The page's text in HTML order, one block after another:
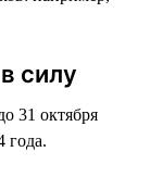
силу
31 октября
года.